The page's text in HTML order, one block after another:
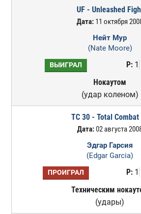
UF - Unleashed
Дата: 11 октября
Нейт Мур
(Nate Moore)
ВЫИГРАЛ Р:1
Нокаутом
(удар коленом)
TC 30 - Total Combat
Дата:02 августа
Эдгар Гарсия
(Edgar Garcia)
ПРОИГРАЛ Р:1
Техническим
(удары)